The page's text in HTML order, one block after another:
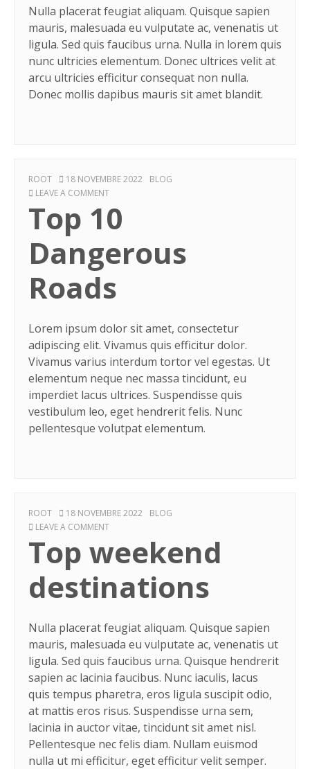
Nulla placerat feugiat aliquam. Quisque sapien
mauris, malesuada eu vulputate ac, venenatis ut
ligula. Sed quis faucibus urna. Nulla in lorem quis
nunc ultricies elementum. Donec ultrices velit at
arcu ultricies efficitur consequat non nulla.
Donec mollis dapibus mauris sit amet blandit.
AUTHOR
ROOT
POSTED
ON
18 NOVEMBRE 2022 CATEGORIES
BLOG
LEAVE A COMMENTON
10
DANGEROUS
Top 10
Dangerous
Roads
Lorem ipsum dolor sit amet, consectetur
adipiscing elit. Vivamus quis efficitur dolor.
Vivamus varius interdum tortor vel egestas. Ut
elementum neque nec massa tincidunt, eu
imperdiet lacus ultrices. Suspendisse quis
vestibulum leo, eget hendrerit felis. Nunc
pellentesque volutpat elementum.
AUTHOR
ROOT
POSTED
ON
18 NOVEMBRE 2022 CATEGORIES
BLOG
LEAVE A COMMENTON
WEEKEND
DESTINATIONS
Top weekend
destinations
Nulla placerat feugiat aliquam. Quisque sapien
mauris, malesuada eu vulputate ac, venenatis ut
ligula. Sed quis faucibus urna. Quisque hendrerit
sapien ac lacinia faucibus. Nunc iaculis, lacus
quis tempus pharetra, eros ligula suscipit odio,
at mattis eros risus. Suspendisse urna sem,
lacinia in auctor vitae, tincidunt sit amet nisl.
Pellentesque nec felis diam. Nullam euismod
nulla ut mi efficitur, eget efficitur velit semper.